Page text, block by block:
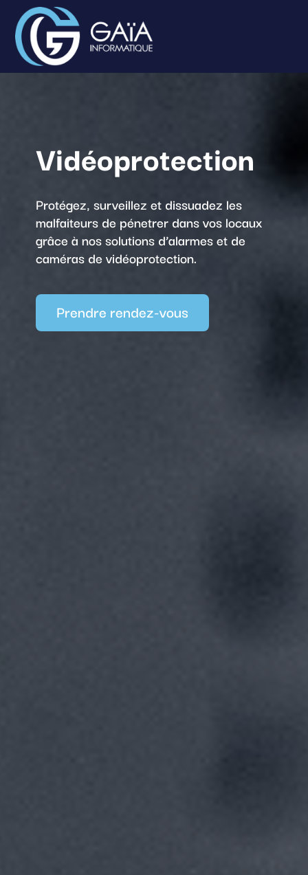
Vidéoprotection
Protégez, surveillez et dissuadez les
malfaiteurs de pénetrer dans vos locaux
grâce à nos solutions d’alarmes et de
caméras de vidéoprotection.
Prendre rendez-vous